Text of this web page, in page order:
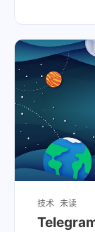
技术 未读